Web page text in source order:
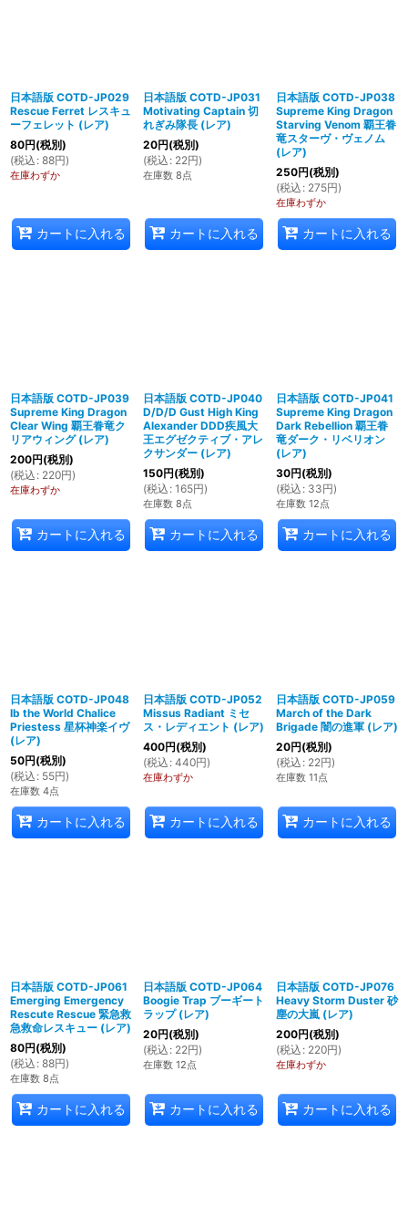
日本語版 COTD-JP029
Rescue Ferret レスキュ
ーフェレット (レア)
80円(税別)
(税込 : 88円)
在庫わずか
カートに入れる
日本語版 COTD-JP031
Motivating Captain 切
れぎみ隊長 (レア)
20円(税別)
(税込 : 22円)
在庫数 8点
カートに入れる
日本語版 COTD-JP038
Supreme King Dragon
Starving Venom 覇王眷
竜スターヴ・ヴェノム
(レア)
250円(税別)
(税込 : 275円)
在庫わずか
カートに入れる
日本語版 COTD-JP039
Supreme King Dragon
Clear Wing 覇王眷竜ク
リアウィング (レア)
200円(税別)
(税込 : 220円)
在庫わずか
カートに入れる
日本語版 COTD-JP040
D/D/D Gust High King
Alexander DDD疾風大
王エグゼクティブ・アレ
クサンダー (レア)
150円(税別)
(税込 : 165円)
在庫数 8点
カートに入れる
日本語版 COTD-JP041
Supreme King Dragon
Dark Rebellion 覇王眷
竜ダーク・リベリオン
(レア)
30円(税別)
(税込 : 33円)
在庫数 12点
カートに入れる
日本語版 COTD-JP048
Ib the World Chalice
Priestess 星杯神楽イヴ
(レア)
50円(税別)
(税込 : 55円)
在庫数 4点
カートに入れる
日本語版 COTD-JP052
Missus Radiant ミセ
ス・レディエント (レア)
400円(税別)
(税込 : 440円)
在庫わずか
カートに入れる
日本語版 COTD-JP059
March of the Dark
Brigade 闇の進軍 (レア)
20円(税別)
(税込 : 22円)
在庫数 11点
カートに入れる
日本語版 COTD-JP061
Emerging Emergency
Rescute Rescue 緊急救
急救命レスキュー (レア)
80円(税別)
(税込 : 88円)
在庫数 8点
カートに入れる
日本語版 COTD-JP064
Boogie Trap ブーギート
ラップ (レア)
20円(税別)
(税込 : 22円)
在庫数 12点
カートに入れる
日本語版 COTD-JP076
Heavy Storm Duster 砂
塵の大嵐 (レア)
200円(税別)
(税込 : 220円)
在庫わずか
カートに入れる